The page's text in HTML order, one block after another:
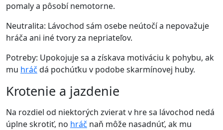
pomaly a pôsobí nemotorne.
Neutralita: Lávochod sám osebe neútočí a nepovažuje
hráča ani iné tvory za nepriateľov.
Potreby: Upokojuje sa a získava motiváciu k pohybu, ak
mu hráč dá pochúťku v podobe skarmínovej huby.
Krotenie a jazdenie
Na rozdiel od niektorých zvierat v hre sa lávochod nedá
úplne skrotiť, no hráč naň môže nasadnúť, ak mu